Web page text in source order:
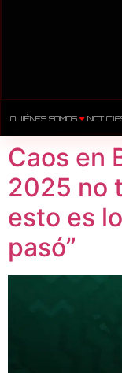
QUIÉNES SOMOS
Caos en
2025 no
esto es
pasó”